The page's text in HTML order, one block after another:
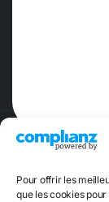
Pour offrir les
que les cookies